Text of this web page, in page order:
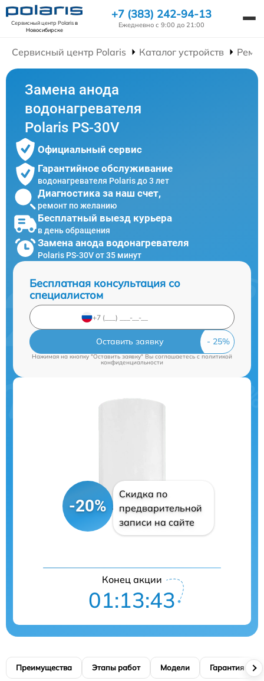
Сервисный центр Polarisв
Новосибирске
+7 (383) 242-94-13
Ежедневно с 9:00 до 21:00
Сервисный центр Polaris Каталог устройств
Замена анода
водонагревателя
Polaris PS-30V
Официальный сервис
Гарантийное обслуживание
водонагревателя Polaris до 3 лет
Диагностика за наш счет,
ремонт по желанию
Бесплатный выезд курьера
в день обращения
Замена анода водонагревателя
Polaris PS-30V от 35 минут
Бесплатная консультация со
специалистом
Оставить заявку
Нажимая на кнопку "Оставить заявку" Вы соглашаетесь cполитикой
конфиденциальности
-20%
Скидка по
предварительной
записи на сайте
Конец акции
01:13:41
Преимущества Этапы работ Модели Гарантия